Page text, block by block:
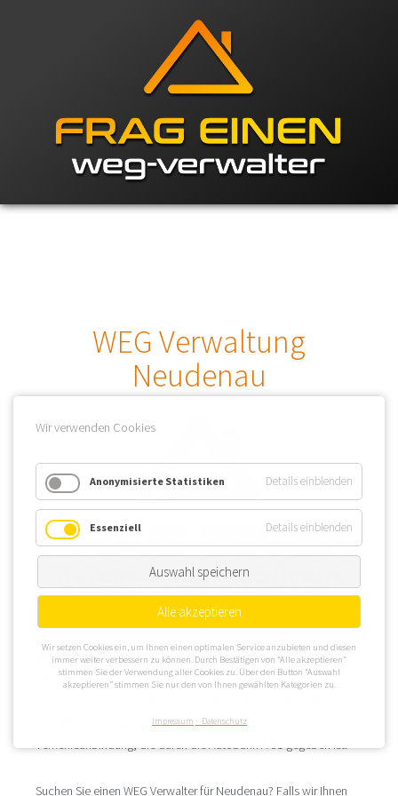
WEG Verwaltung
Neudenau
Neudenau ist eine Stadt, die am Nordrand des Landkreises
Heilbronn liegt. WEG Verwaltungen finden in Neudenau schöne
eine WEG Verwaltung in Neudenau ist die schnelle
Verkehrsanbindung, die durch die Autobahn A 81 gegeben ist.
Suchen Sie einen WEG Verwalter für Neudenau? Falls wir Ihnen
Wir verwenden Cookies
Anonymisierte Statistiken Details einblenden
Essenziell Details einblenden
Auswahl speichern
Alle akzeptieren
Wir setzen Cookies ein, um Ihnen einen optimalen Service anzubieten und diesen
immer weiter verbessern zu können. Durch Bestätigen von “Alle akzeptieren”
stimmen Sie der Verwendung aller Cookies zu. Über den Button “Auswahl
akzeptieren” stimmen Sie nur den von Ihnen gewählten Kategorien zu.
Impressum Datenschutz